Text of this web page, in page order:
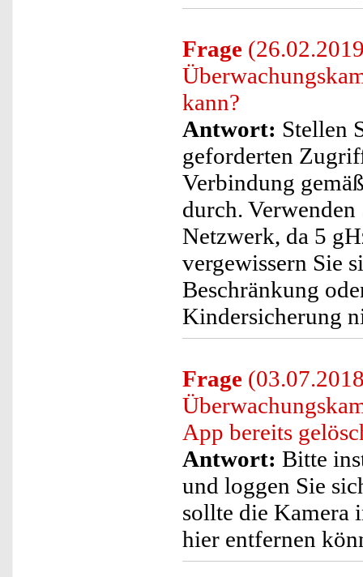
Frage
kann?
Antwort: Stellen
geforderten
Verbindung
durch.
Netzwerk, da 5
vergewissern Sie
Beschränkung
Kindersicherung
Frage
App bereits
Antwort: Bitte
und loggen Sie
sollte die Kamera
hier entfernen